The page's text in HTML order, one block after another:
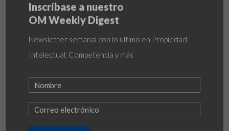
Inscríbase a nuestro
OM Weekly Digest
Newsletter semanal con lo último en Propiedad
Intelectual, Competencia y más